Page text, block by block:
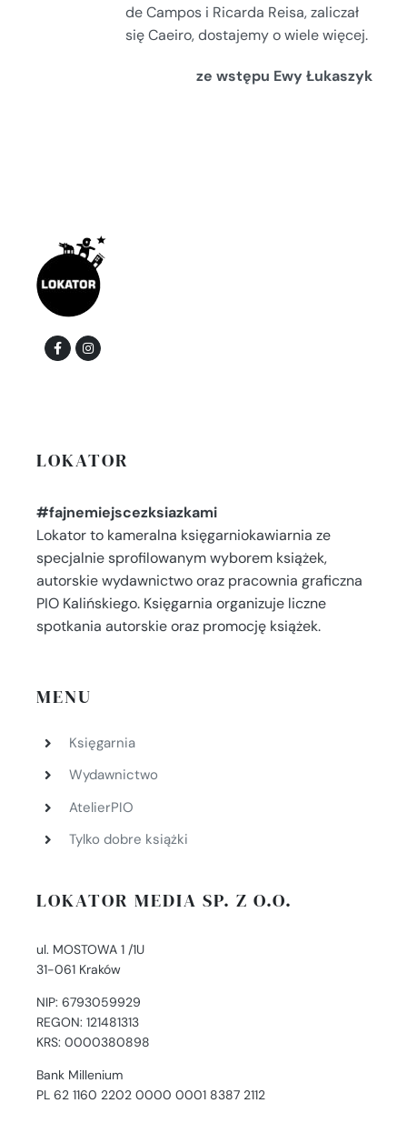
de Campos i Ricarda Reisa, zaliczał
się Caeiro, dostajemy o wiele więcej.
ze wstępu Ewy Łukaszyk
LOKATOR
#fajnemiejscezksiazkami
Lokator to kameralna księgarniokawiarnia ze
specjalnie sprofilowanym wyborem książek,
autorskie wydawnictwo oraz pracownia graficzna
PIO Kalińskiego. Księgarnia organizuje liczne
spotkania autorskie oraz promocję książek.
MENU
Księgarnia
Wydawnictwo
AtelierPIO
Tylko dobre książki
LOKATOR MEDIA SP. Z O.O.
ul. MOSTOWA 1 /1U
31-061 Kraków
NIP: 6793059929
REGON: 121481313
KRS: 0000380898
Bank Millenium
PL 62 1160 2202 0000 0001 8387 2112